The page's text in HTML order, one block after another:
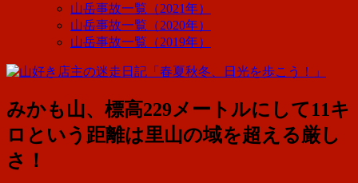
山岳事故一覧（2021年）
山岳事故一覧（2020年）
山岳事故一覧（2019年）
みかも山、標高229メートルにして11キ
ロという距離は里山の域を超える厳し
さ！